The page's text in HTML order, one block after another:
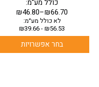
₪46.80–₪66.70
כולל מע"מ:
לא כולל מע״מ:
₪56.53
-
₪39.66
בחר אפשרויות